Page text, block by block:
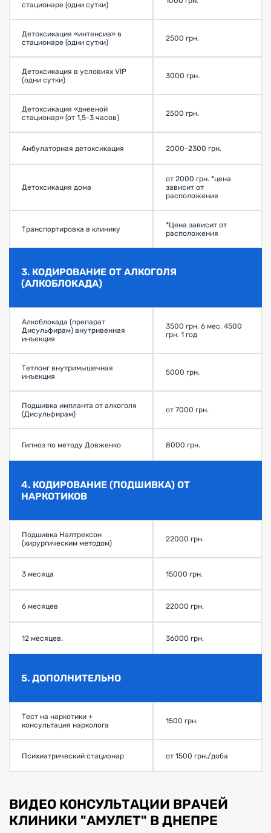
стационаре (одни сутки)
Детоксикация «интенсив» в
стационаре (одни сутки)
2500 грн.
Детоксикация в условиях VIP
(одни сутки)
3000 грн.
Детоксикация «дневной
стационар» (от 1,5-3 часов)
2500 грн.
Амбулаторная детоксикация 2000-2300 грн.
Детоксикация дома
от 2000 грн. *цена
зависит от
расположения
Транспортировка в клинику
*Цена зависит от
расположения
3. КОДИРОВАНИЕ ОТ АЛКОГОЛЯ
(АЛКОБЛОКАДА)
Алкоблокада (препарат
Дисульфирам) внутривенная
инъекция
3500 грн. 6 мес. 4500
грн. 1 год
Тетлонг внутримышечная
инъекция
5000 грн.
Подшивка импланта от алкоголя
(Дисульфирам)
от 7000 грн.
Гипноз по методу Довженко 8000 грн.
4. КОДИРОВАНИЕ (ПОДШИВКА) ОТ
НАРКОТИКОВ
Подшивка Налтрексон
(хирургическим методом)
22000 грн.
3 месяца 15000 грн.
6 месяцев 22000 грн.
12 месяцев. 36000 грн.
5. ДОПОЛНИТЕЛЬНО
Тест на наркотики +
консультация нарколога
1500 грн.
Психиатрический стационар от 1500 грн./доба
ВИДЕО КОНСУЛЬТАЦИИ ВРАЧЕЙ
КЛИНИКИ "АМУЛЕТ" В ДНЕПРЕ